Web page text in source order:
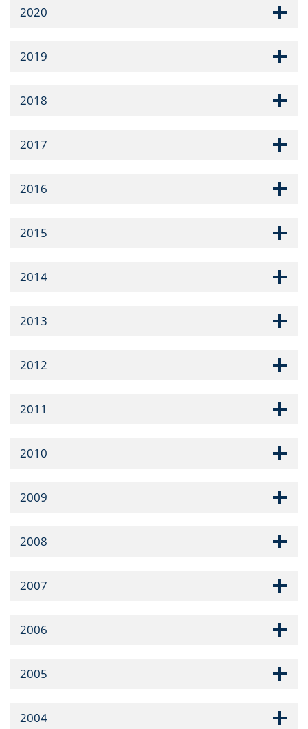
2020
2019
2018
2017
2016
2015
2014
2013
2012
2011
2010
2009
2008
2007
2006
2005
2004